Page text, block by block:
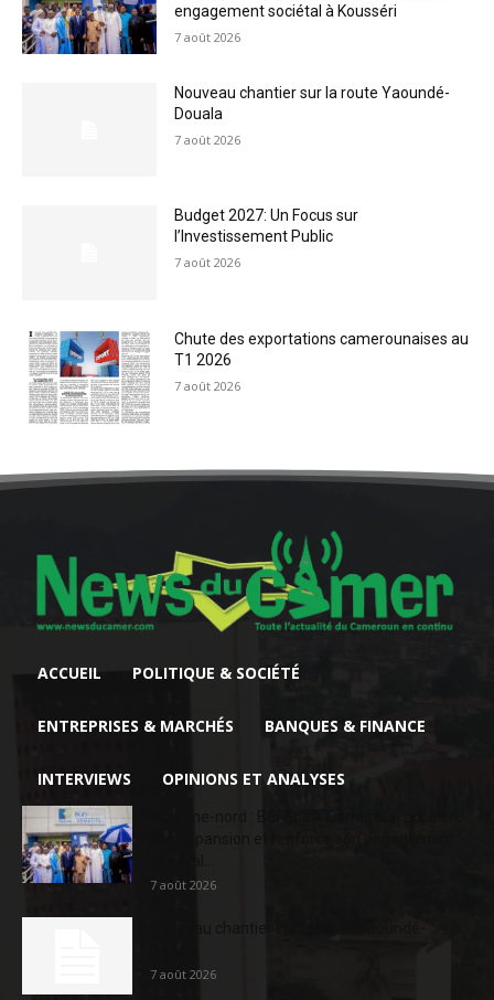
engagement sociétal à Kousséri
7 août 2026
Nouveau chantier sur la route Yaoundé-
Douala
7 août 2026
Budget 2027: Un Focus sur
l’Investissement Public
7 août 2026
Chute des exportations camerounaises au
T1 2026
7 août 2026
ACCUEIL POLITIQUE & SOCIÉTÉ
ENTREPRISES & MARCHÉS BANQUES & FINANCE
INTERVIEWS OPINIONS ET ANALYSES
7 août 2026
7 août 2026